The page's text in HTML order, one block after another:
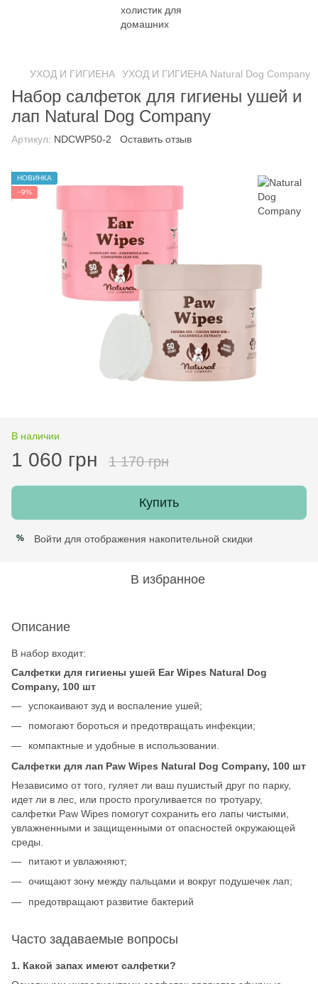
УХОД И ГИГИЕНА УХОД И ГИГИЕНА Natural Dog Company
Набор салфеток для гигиены ушей и
лап Natural Dog Company
Артикул: NDCWP50-2 Оставить отзыв
НОВИНКА
−9%
В наличии
1 060 грн 1 170 грн
Купить
% Войти для отображения накопительной скидки
В избранное
Описание
В набор входит:
Салфетки для гигиены ушей Ear Wipes Natural Dog
Company, 100 шт
успокаивают зуд и воспаление ушей;
помогают бороться и предотвращать инфекции;
компактные и удобные в использовании.
Салфетки для лап Paw Wipes Natural Dog Company, 100 шт
Независимо от того, гуляет ли ваш пушистый друг по парку,
идет ли в лес, или просто прогуливается по тротуару,
салфетки Paw Wipes помогут сохранить его лапы чистыми,
увлажненными и защищенными от опасностей окружающей
среды.
питают и увлажняют;
очищают зону между пальцами и вокруг подушечек лап;
предотвращают развитие бактерий
Часто задаваемые вопросы
1. Какой запах имеют салфетки?